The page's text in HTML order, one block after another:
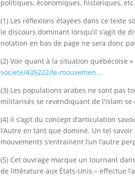
politiques, économiques, historiques,
(1) Les réflexions étayées dans ce texte
le discours dominant lorsqu’il s’agit de
notation en bas de page ne sera donc
(2) Voir quant à la situation québécoise
societe/435222/le-mouvemen...
(3) Les populations arabes ne sont pas
militarisés se revendiquant de l'islam
(4) Il s’agit du concept d’articulation
l’Autre en tant que dominé. Un tel
mouvements s’entrainent l’un l’autre
(5) Cet ouvrage marque un tournant
de littérature aux États-Unis – effectue